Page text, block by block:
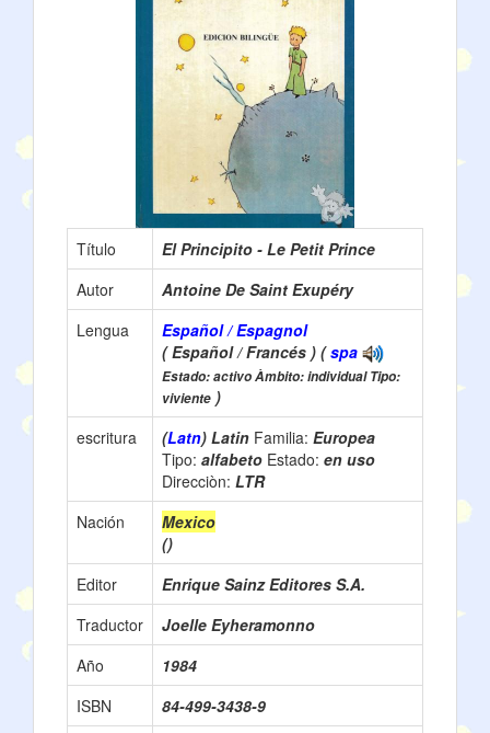
Título
El Principito - Le Petit Prince
Autor
Antoine De Saint Exupéry
Lengua
Español / Espagnol
( Español / Francés ) (spa
Estado: activo Àmbito: individual Tipo:
viviente )
escritura
(Latn) Latin Familia: Europea
Tipo: alfabeto Estado: en uso
Direcciòn: LTR
Nación
Mexico
()
Editor
Enrique Sainz Editores S.A.
Traductor
Joelle Eyheramonno
Año
1984
ISBN
84-499-3438-9